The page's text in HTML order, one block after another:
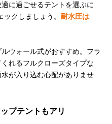
に過ごせるテントを選ぶに
クしましょう。 耐水圧は
ウォール式がおすすめ。フラ
れるフルクローズタイプな
が入り込む心配がありませ
プテントもアリ